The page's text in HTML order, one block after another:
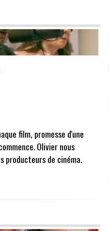
film, promesse d'une
Olivier nous
producteurs de cinéma.